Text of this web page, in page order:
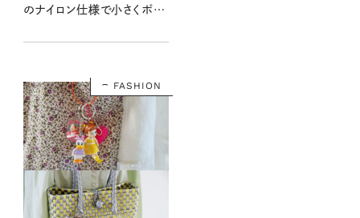
のナイロン仕様で小さくポケ
す」
FASHION